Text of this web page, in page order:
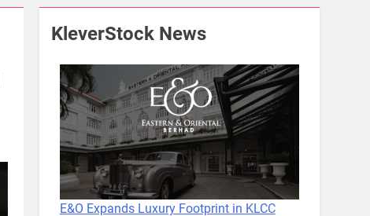
KleverStock News
E&O Expands Luxury Footprint in KLCC